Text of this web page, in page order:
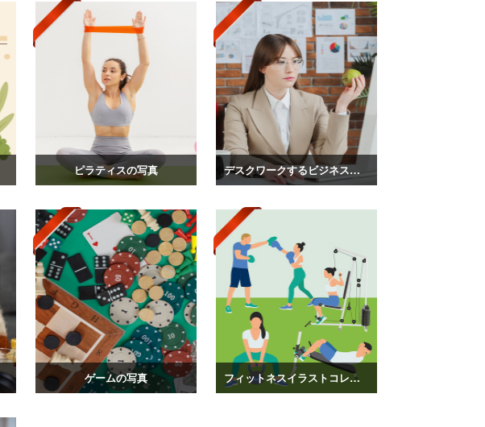
ピラティスの写真 デスクワークするビジネスマンの写真
ゲームの写真 フィットネスイラストコレクション